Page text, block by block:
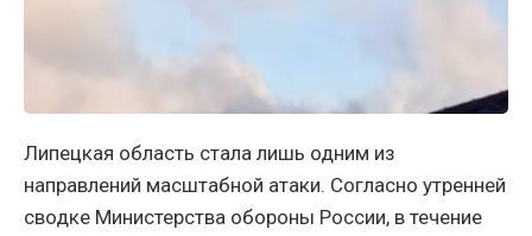
Липецкая область стала лишь одним из
направлений масштабной атаки. Согласно утренней
сводке Министерства обороны России, в течение